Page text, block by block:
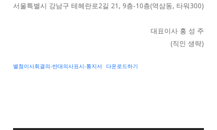
서울특별시 강남구 테헤란로2길 21, 9층-10층(역삼동, 타워300)
대표이사 홍 성 주
(직인 생략)
별첨이사회결의-반대의사표시-통지서 다운로드하기